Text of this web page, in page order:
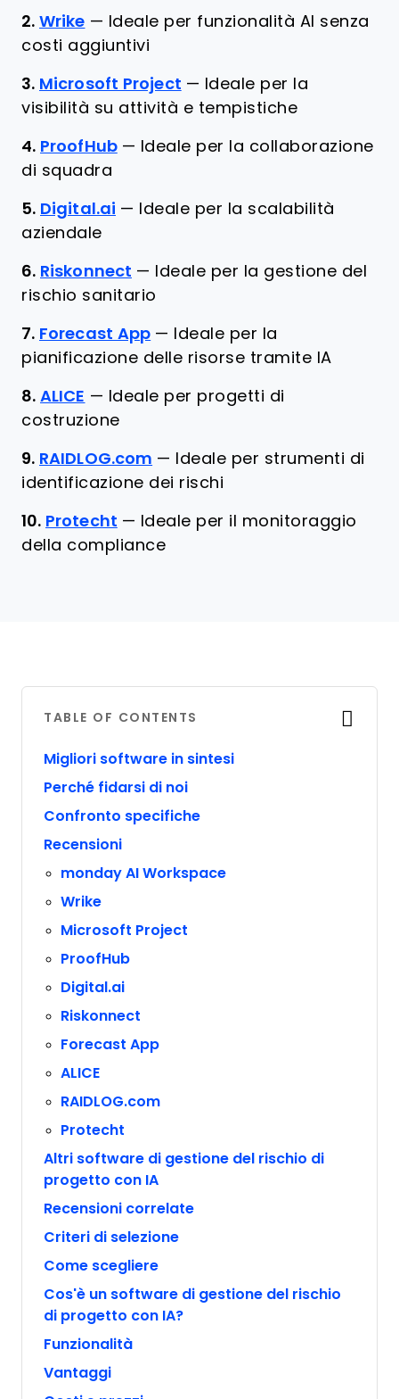
2. Wrike — Ideale per funzionalità AI senza
costi aggiuntivi
3. Microsoft Project — Ideale per la
visibilità su attività e tempistiche
4. ProofHub — Ideale per la collaborazione
di squadra
5. Digital.ai —
Ideale per la scalabilità
aziendale
6. Riskonnect —
Ideale per la gestione del
rischio sanitario
7. Forecast App —
Ideale per la
pianificazione delle risorse tramite IA
8. ALICE — Ideale per progetti di
costruzione
9. RAIDLOG.com —
Ideale per strumenti di
identificazione dei rischi
10. Protecht — Ideale per il monitoraggio
della compliance
TABLE OF CONTENTS
Migliori software in sintesi
Perché fidarsi di noi
Confronto specifiche
Recensioni
monday AI Workspace
Wrike
Microsoft Project
ProofHub
Digital.ai
Riskonnect
Forecast App
ALICE
RAIDLOG.com
Protecht
Altri software di gestione del rischio di
progetto con IA
Recensioni correlate
Criteri di selezione
Come scegliere
Cos'è un software di gestione del rischio
di progetto con IA?
Funzionalità
Vantaggi